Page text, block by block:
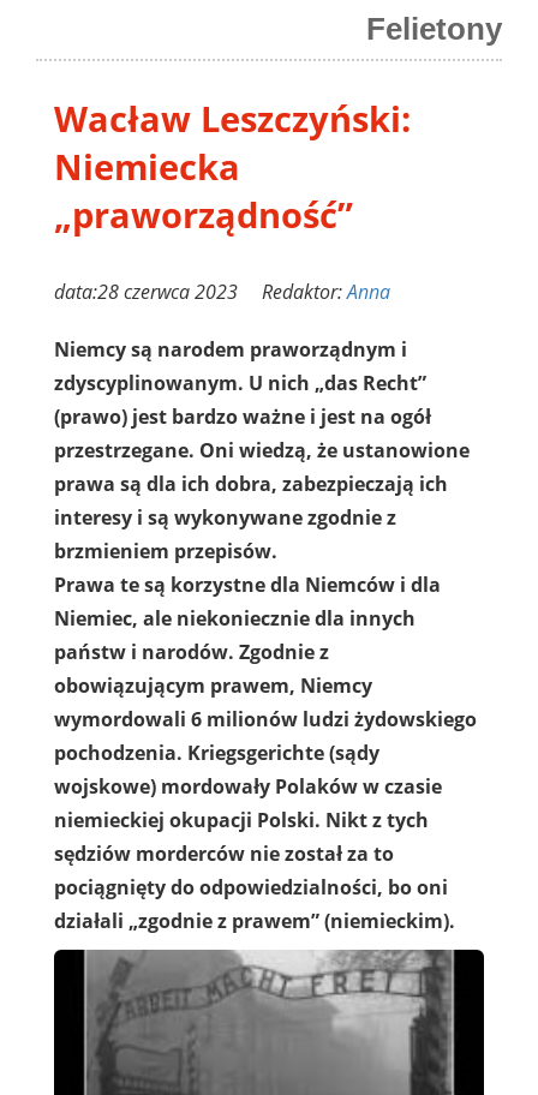
Felietony
Wacław Leszczyński:
Niemiecka
„praworządność”
data:28 czerwca 2023 Redaktor:Anna
Niemcy są narodem praworządnym i
zdyscyplinowanym. U nich „das Recht”
(prawo) jest bardzo ważne i jest na ogół
przestrzegane. Oni wiedzą, że ustanowione
prawa są dla ich dobra, zabezpieczają ich
interesy i są wykonywane zgodnie z
brzmieniem przepisów.
Prawa te są korzystne dla Niemców i dla
Niemiec, ale niekoniecznie dla innych
państw i narodów. Zgodnie z
obowiązującym prawem, Niemcy
wymordowali 6 milionów ludzi żydowskiego
pochodzenia. Kriegsgerichte (sądy
wojskowe) mordowały Polaków w czasie
niemieckiej okupacji Polski. Nikt z tych
sędziów morderców nie został za to
pociągnięty do odpowiedzialności, bo oni
działali „zgodnie z prawem” (niemieckim).